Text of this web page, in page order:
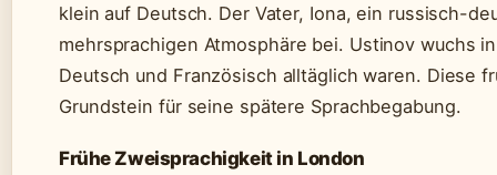
klein auf Deutsch. Der Vater, Iona, ein russisch-
mehrsprachigen Atmosphäre bei. Ustinov wuchs
Deutsch und Französisch alltäglich waren. Diese
Grundstein für seine spätere Sprachbegabung.
Frühe Zweisprachigkeit in London